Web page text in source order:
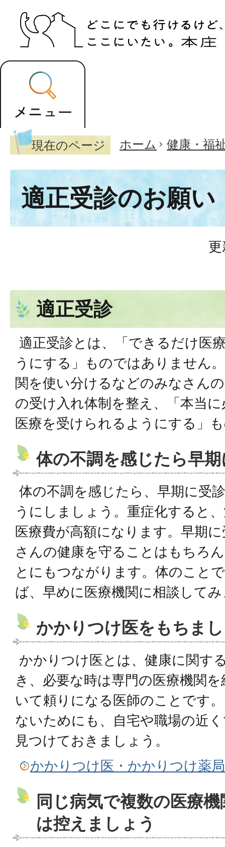
現在のページ ホーム 健康・福
適正受診のお願い
適正受診
適正受診とは、「できるだけ医
うにする」ものではありません
関を使い分けるなどのみなさん
の受け入れ体制を整え、「本当
医療を受けられるようにする」
体の不調を感じたら早
体の不調を感じたら、早期に受
うにしましょう。重症化すると
医療費が高額になります。早期
さんの健康を守ることはもちろ
とにもつながります。体のこと
ば、早めに医療機関に相談して
かかりつけ医をもちま
かかりつけ医とは、健康に関す
き、必要な時は専門の医療機関
いて頼りになる医師のことです
ないためにも、自宅や職場の近
見つけておきましょう。
かかりつけ医・かかりつけ薬
同じ病気で複数の医療
は控えましょう